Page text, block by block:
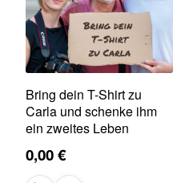
Bring dein T-Shirt zu
Carla und schenke ihm
ein zweites Leben
0,00 €